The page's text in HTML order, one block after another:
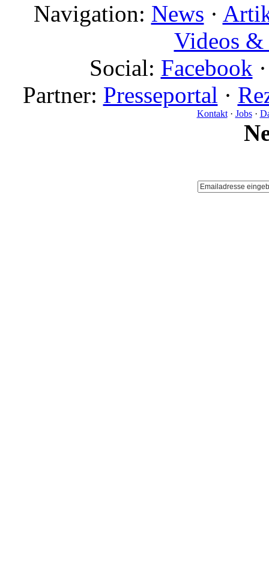
Navigation: News ·
Videos
Social: Facebook
Partner: Presseportal ·
Kontakt· Jobs·